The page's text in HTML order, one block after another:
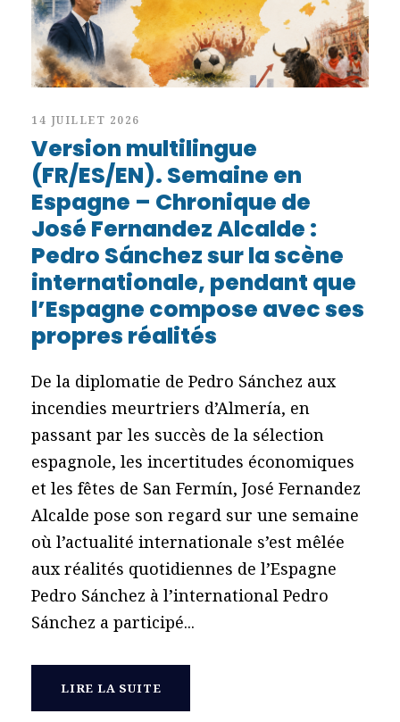
14 JUILLET 2026
Version multilingue
(FR/ES/EN). Semaine en
Espagne – Chronique de
José Fernandez Alcalde :
Pedro Sánchez sur la scène
internationale, pendant que
l’Espagne compose avec ses
propres réalités
De la diplomatie de Pedro Sánchez aux
incendies meurtriers d’Almería, en
passant par les succès de la sélection
espagnole, les incertitudes économiques
et les fêtes de San Fermín, José Fernandez
Alcalde pose son regard sur une semaine
où l’actualité internationale s’est mêlée
aux réalités quotidiennes de l’Espagne
Pedro Sánchez à l’international Pedro
Sánchez a participé...
LIRE LA SUITE